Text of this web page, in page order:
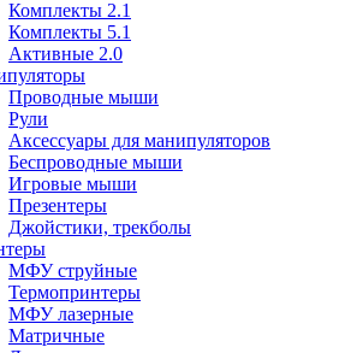
Комплекты 2.1
Комплекты 5.1
Активные 2.0
Проводные мыши
Рули
Аксессуары для манипуляторов
Беспроводные мыши
Игровые мыши
Презентеры
Джойстики, трекболы
МФУ струйные
Термопринтеры
МФУ лазерные
Матричные